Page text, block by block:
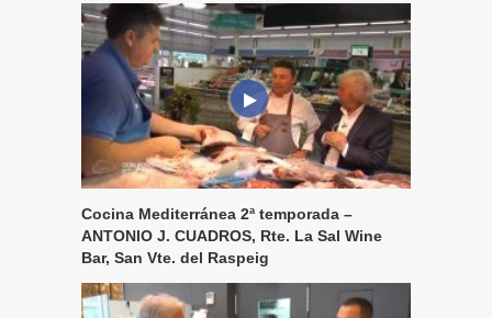
Cocina Mediterránea 2ª temporada –
ANTONIO J. CUADROS, Rte. La Sal Wine
Bar, San Vte. del Raspeig